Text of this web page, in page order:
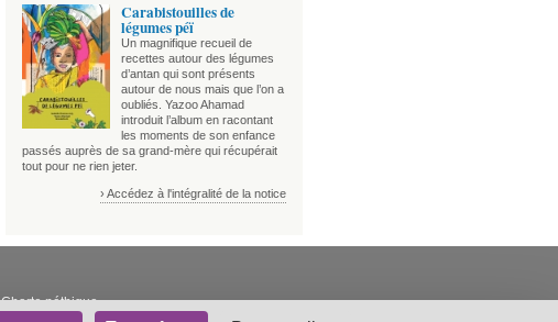
Carabistouilles de
légumes péï
Un magnifique recueil de
recettes autour des légumes
d’antan qui sont présents
autour de nous mais que l’on a
oubliés. Yazoo Ahamad
introduit l’album en racontant
les moments de son enfance
passés auprès de sa grand-mère qui récupérait
tout pour ne rien jeter.
› Accédez à l'intégralité de la notice
Charte néthique